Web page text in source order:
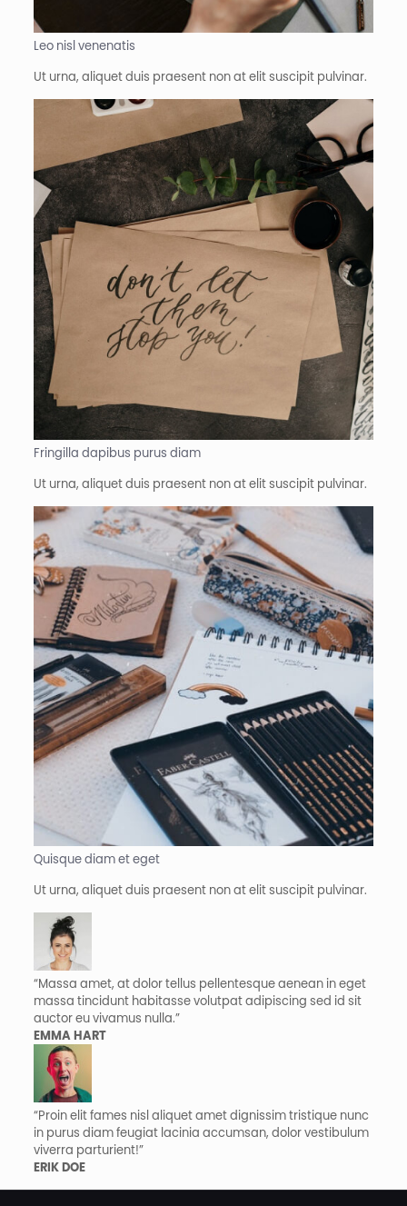
Leo nisl venenatis
Ut urna, aliquet duis praesent non at elit suscipit pulvinar.
Fringilla dapibus purus diam​
Ut urna, aliquet duis praesent non at elit suscipit pulvinar.
Quisque diam et eget​
Ut urna, aliquet duis praesent non at elit suscipit pulvinar.
“Massa amet, at dolor tellus pellentesque aenean in eget
massa tincidunt habitasse volutpat adipiscing sed id sit
auctor eu vivamus nulla.”​
EMMA HART​
“Proin elit fames nisl aliquet amet dignissim tristique nunc
in purus diam feugiat lacinia accumsan, dolor vestibulum
viverra parturient!”​
ERIK DOE